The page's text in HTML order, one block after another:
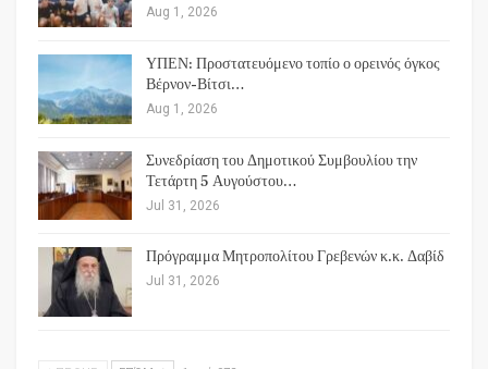
Aug 1, 2026
ΥΠΕΝ: Προστατευόμενο τοπίο ο ορεινός όγκος
Βέρνον-Βίτσι…
Aug 1, 2026
Συνεδρίαση του Δημοτικού Συμβουλίου την
Τετάρτη 5 Αυγούστου…
Jul 31, 2026
Πρόγραμμα Μητροπολίτου Γρεβενών κ.κ. Δαβίδ
Jul 31, 2026